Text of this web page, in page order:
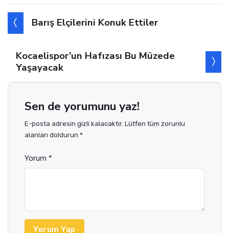
Barış Elçilerini Konuk Ettiler
Kocaelispor’un Hafızası Bu Müzede
Yaşayacak
Sen de yorumunu yaz!
E-posta adresin gizli kalacaktır. Lütfen tüm zorunlu
alanları doldurun *
Yorum *
Yorum Yap